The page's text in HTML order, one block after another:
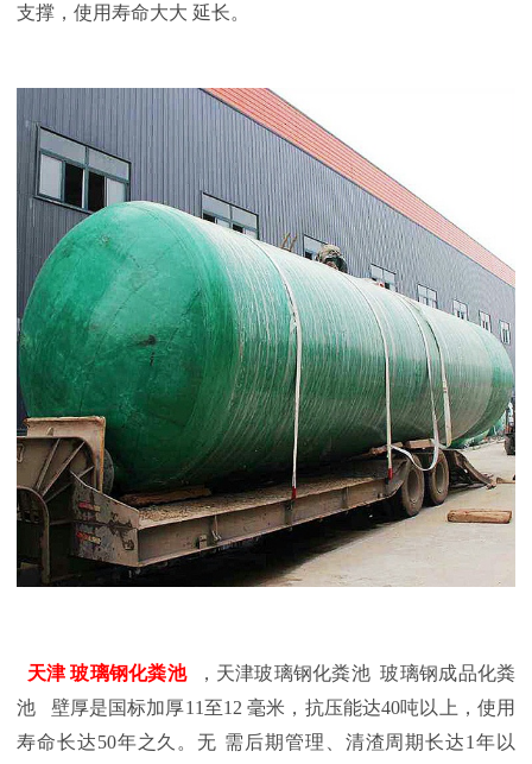
支撑，使用寿命大大 延长。
天津 玻璃钢化粪池
，天津玻璃钢化粪池 玻璃钢成品化粪
池 壁厚是国标加厚11至12毫米，抗压能达40吨以上，使用
寿命长达50年之久。无 需后期管理、清渣周期长达1年以